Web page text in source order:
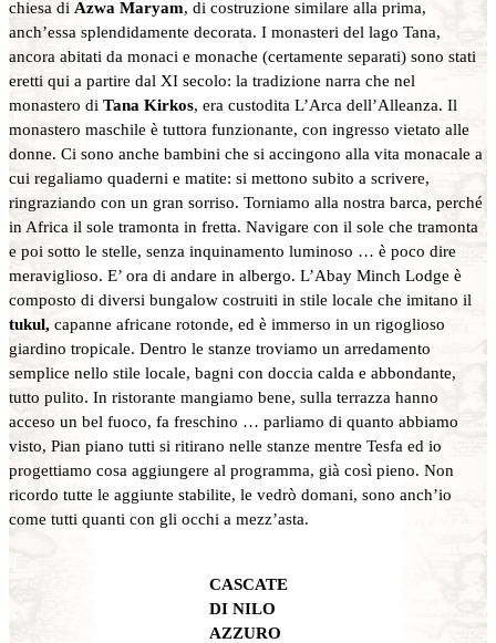
chiesa di Azwa Maryam, di costruzione similare alla prima,
anch’essa splendidamente decorata. I monasteri del lago Tana,
ancora abitati da monaci e monache (certamente separati) sono stati
eretti qui a partire dal XI secolo: la tradizione narra che nel
monastero di Tana Kirkos, era custodita L’Arca dell’Alleanza. Il
monastero maschile è tuttora funzionante, con ingresso vietato alle
donne. Ci sono anche bambini che si accingono alla vita monacale a
cui regaliamo quaderni e matite: si mettono subito a scrivere,
ringraziando con un gran sorriso. Torniamo alla nostra barca, perché
in Africa il sole tramonta in fretta. Navigare con il sole che tramonta
e poi sotto le stelle, senza inquinamento luminoso … è poco dire
meraviglioso. E’ ora di andare in albergo. L’Abay Minch Lodge è
composto di diversi bungalow costruiti in stile locale che imitano il
tukul, capanne africane rotonde, ed è immerso in un rigoglioso
giardino tropicale. Dentro le stanze troviamo un arredamento
semplice nello stile locale, bagni con doccia calda e abbondante,
tutto pulito. In ristorante mangiamo bene, sulla terrazza hanno
acceso un bel fuoco, fa freschino … parliamo di quanto abbiamo
visto, Pian piano tutti si ritirano nelle stanze mentre Tesfa ed io
progettiamo cosa aggiungere al programma, già così pieno. Non
ricordo tutte le aggiunte stabilite, le vedrò domani, sono anch’io
come tutti quanti con gli occhi a mezz’asta.
CASCATE
DI NILO
AZZURO